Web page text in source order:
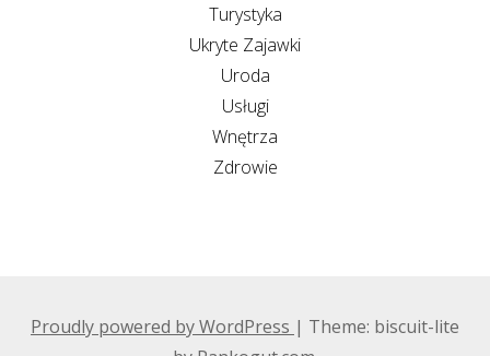
Turystyka
Ukryte Zajawki
Uroda
Usługi
Wnętrza
Zdrowie
Proudly powered by WordPress | Theme: biscuit-lite